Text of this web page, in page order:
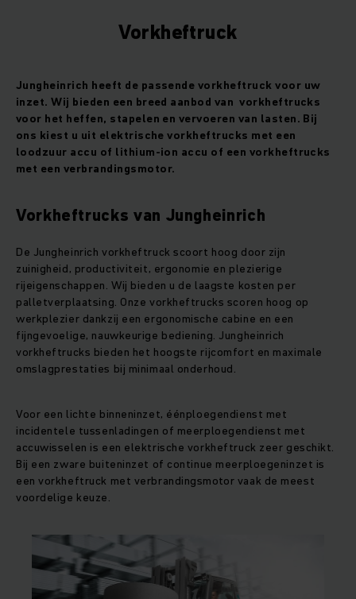
Vorkheftruck
Jungheinrich heeft de passende vorkheftruck voor uw
inzet. Wij bieden een breed aanbod van vorkheftrucks
voor het heffen, stapelen en vervoeren van lasten. Bij
ons kiest u uit elektrische vorkheftrucks met een
loodzuur accu of lithium-ion accu of een vorkheftrucks
met een verbrandingsmotor.
Vorkheftrucks van Jungheinrich
De Jungheinrich vorkheftruck scoort hoog door zijn
zuinigheid, productiviteit, ergonomie en plezierige
rijeigenschappen. Wij bieden u de laagste kosten per
palletverplaatsing. Onze vorkheftrucks scoren hoog op
werkplezier dankzij een ergonomische cabine en een
fijngevoelige, nauwkeurige bediening. Jungheinrich
vorkheftrucks bieden het hoogste rijcomfort en maximale
omslagprestaties bij minimaal onderhoud.
Voor een lichte binneninzet, éénploegendienst met
incidentele tussenladingen of meerploegendienst met
accuwisselen is een elektrische vorkheftruck zeer geschikt.
Bij een zware buiteninzet of continue meerploegeninzet is
een vorkheftruck met verbrandingsmotor vaak de meest
voordelige keuze.